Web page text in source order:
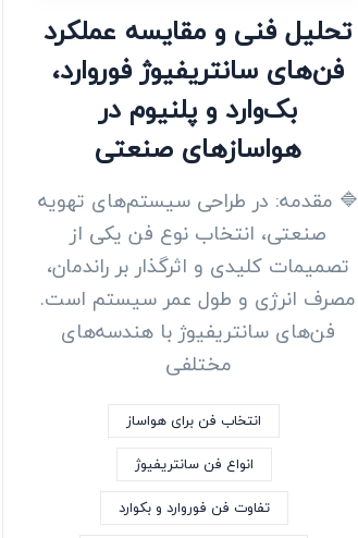
تحلیل فنی و مقایسه عملکرد
فن‌های سانتریفیوژ فوروارد،
بک‌وارد و پلنیوم در
هواسازهای صنعتی
🔷 مقدمه: در طراحی سیستم‌های تهویه
صنعتی، انتخاب نوع فن یکی از
تصمیمات کلیدی و اثرگذار بر راندمان،
مصرف انرژی و طول عمر سیستم است.
فن‌های سانتریفیوژ با هندسه‌های
مختلفی
انتخاب فن برای هواساز
انواع فن سانتریفیوژ
تفاوت فن فوروارد و بکوارد